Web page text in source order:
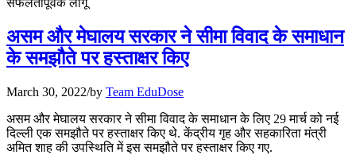
📝 डेली करेंट अफेयर्स: 25-27 जुलाई 2026
📝 डेली करेंट अफेयर्स: 22-24 जुलाई 2026
July 22, 2026
सफलतापूर्वक लागू
असम और मेघालय सरकार ने सीमा विवाद के समाधान
के समझौते पर हस्ताक्षर किए
March 30, 2022/by Team EduDose
असम और मेघालय सरकार ने सीमा विवाद के समाधान के लिए 29 मार्च को नई
दिल्‍ली एक समझौते पर हस्ताक्षर किए थे. केंद्रीय गृह और सहकारिता मंत्री
अमित शाह की उपस्थिति में इस समझौते पर हस्‍ताक्षर किए गए.